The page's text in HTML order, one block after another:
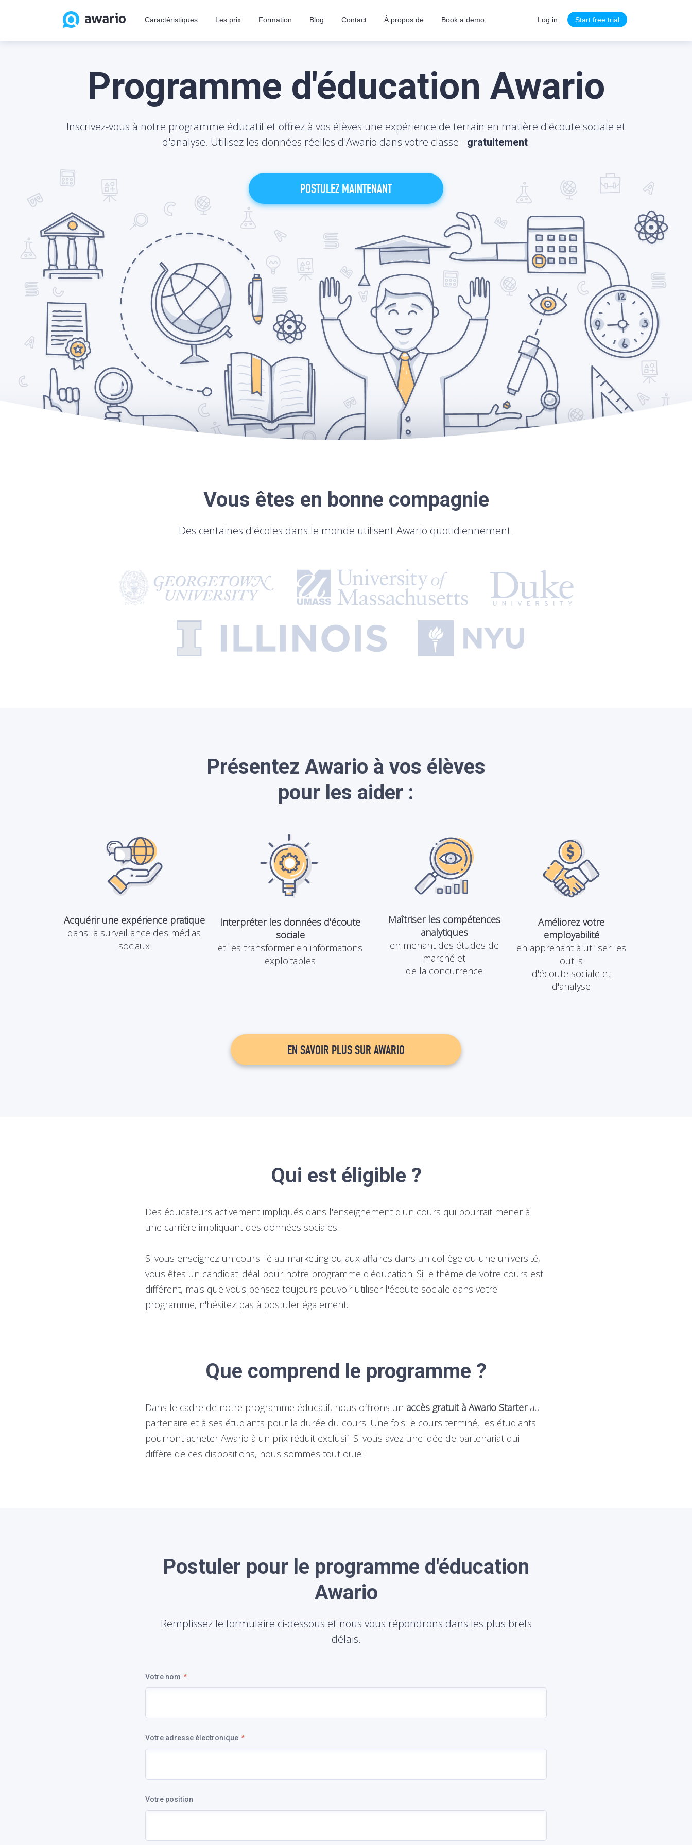
Caractéristiques Les prix Formation Blog Contact À propos de Book a demo Log in Start free trial
Programme d'éducation Awario
Inscrivez-vous à notre programme éducatif et offrez à vos élèves une expérience de terrain en matière d'écoute sociale et
d'analyse. Utilisez les données réelles d'Awario dans votre classe - gratuitement.
POSTULEZ MAINTENANT
Vous êtes en bonne compagnie
Des centaines d'écoles dans le monde utilisent Awario quotidiennement.
Présentez Awario à vos élèves
pour les aider :
Acquérir une expérience pratique
dans la surveillance des médias
sociaux
Interpréter les données d'écoute
sociale
et les transformer en informations
exploitables
Maîtriser les compétences
analytiques
en menant des études de
marché et
de la concurrence
Améliorez votre
employabilité
en apprenant à utiliser les
outils
d'écoute sociale et
d'analyse
EN SAVOIR PLUS SUR AWARIO
Qui est éligible ?
Des éducateurs activement impliqués dans l'enseignement d'un cours qui pourrait mener à
une carrière impliquant des données sociales.
Si vous enseignez un cours lié au marketing ou aux affaires dans un collège ou une université,
vous êtes un candidat idéal pour notre programme d'éducation. Si le thème de votre cours est
différent, mais que vous pensez toujours pouvoir utiliser l'écoute sociale dans votre
programme, n'hésitez pas à postuler également.
Que comprend le programme ?
Dans le cadre de notre programme éducatif, nous offrons un accès gratuit à Awario Starterau
partenaire et à ses étudiants pour la durée du cours. Une fois le cours terminé, les étudiants
pourront acheter Awario à un prix réduit exclusif. Si vous avez une idée de partenariat qui
diffère de ces dispositions, nous sommes tout ouïe !
Postuler pour le programme d'éducation
Awario
Remplissez le formulaire ci-dessous et nous vous répondrons dans les plus brefs
délais.
Votre nom
Votre adresse électronique
Votre position